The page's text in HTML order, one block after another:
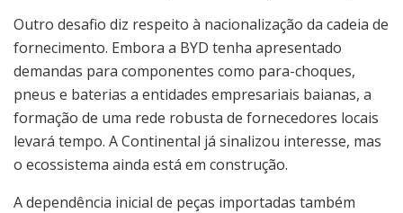
Outro desafio diz respeito à nacionalização da cadeia de
fornecimento. Embora a BYD tenha apresentado
demandas para componentes como para-choques,
pneus e baterias a entidades empresariais baianas, a
formação de uma rede robusta de fornecedores locais
levará tempo. A Continental já sinalizou interesse, mas
o ecossistema ainda está em construção.
A dependência inicial de peças importadas também